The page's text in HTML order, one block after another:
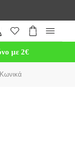
με 2€
Κωνικά